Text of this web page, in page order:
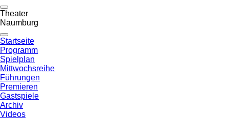
Theater
Naumburg
Startseite
Programm
Spielplan
Mittwochsreihe
Führungen
Premieren
Gastspiele
Archiv
Videos